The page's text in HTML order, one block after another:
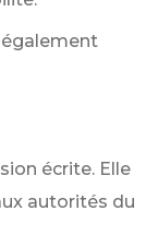
écrite. Elle
autorités du